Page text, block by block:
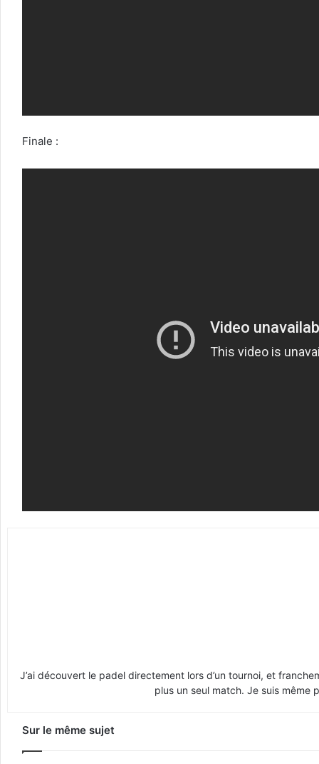
Finale :
J’ai découvert le padel directement lors d’un tournoi, et
plus un seul match. Je suis même
Sur le même sujet